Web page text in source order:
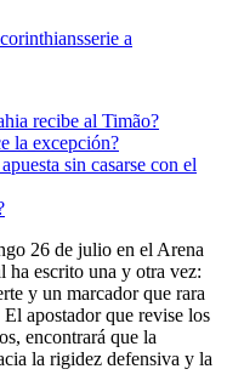
corinthiansserie a
recibe al Timão?
la excepción?
sin casarse con el
26 de julio en el Arena
escrito una y otra vez:
y un marcador que rara
apostador que revise los
encontrará que la
la rigidez defensiva y la